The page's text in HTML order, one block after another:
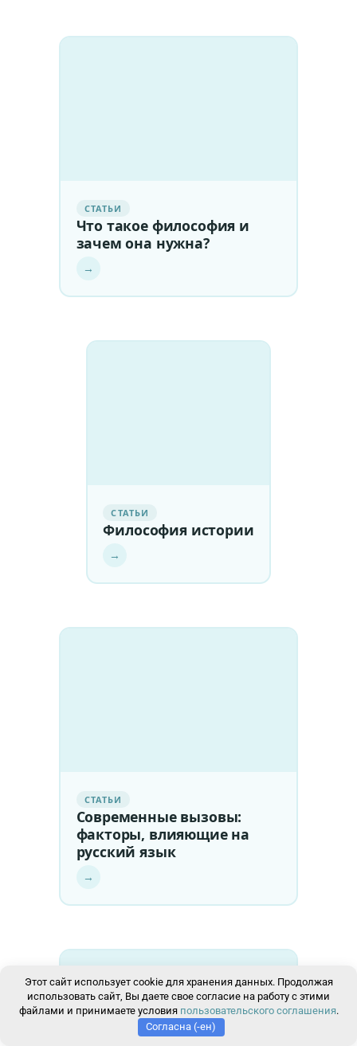
СТАТЬИ
Что такое философия и
зачем она нужна?
→
СТАТЬИ
Философия истории
→
СТАТЬИ
Современные вызовы:
факторы, влияющие на
русский язык
→
Этот сайт использует cookie для хранения данных. Продолжая
использовать сайт, Вы даете свое согласие на работу с этими
файлами и принимаете условия пользовательского соглашения.
Согласна (-ен)